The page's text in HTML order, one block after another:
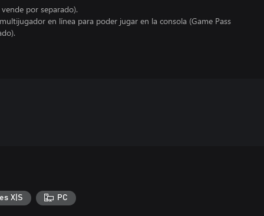
por separado).
en línea para poder jugar en la consola (Game Pass
X|S PC